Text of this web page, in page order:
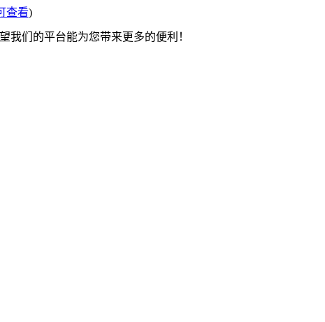
查看)
我们的平台能为您带来更多的便利！